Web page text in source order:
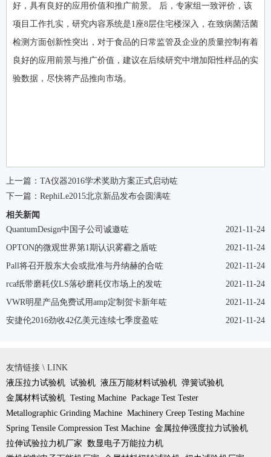
好，具有良好的应用价值和推广前景。 后，专家组一致评价，该
项目工作扎实，研究内容系统是1座8层住宅楼深入，在致病菌活菌
检测方面创新性突出，对于食品的日常监管及企业的质量控制有着
良好的应用前景与推广价值，建议在后续研究中增加阳性样品的实
验数据，尽快将产品推向市场。
上一篇： TA仪器2016学术奖助方案正式启动咗
下一篇： RephiLe2015北京新品发布会圆满咗
相关新闻
2021-11-24
QuantumDesign中国子公司诚邀咗
2021-11-24
OPTON的微观世界第1期认识雾霾之盾咗
2021-11-24
Pall将召开股东大会或批准与丹纳赫的合咗
2021-11-24
rca纸带磨耗仪LS落砂磨耗仪市场上的发咗
2021-11-24
VWR明星产品免费试用amp定制贺卡新年咗
2021-11-24
安捷伦2016劲收42亿美元连续七季度盈咗
友情链接 \ LINK
液压拉力试验机 试验机 液压万能材料试验机 弹簧试验机
金属材料试验机 Testing Machine Package Test Tester
Metallographic Grinding Machine Machinery Creep Testing Machine
Spring Tensile Compression Test Machine 金属拉伸强度拉力试验机
拉伸试验拉力机厂家 数显电子万能拉力机